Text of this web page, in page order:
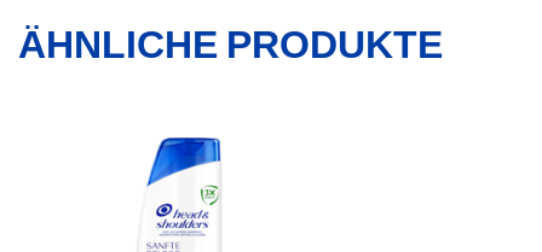
ÄHNLICHE PRODUKTE